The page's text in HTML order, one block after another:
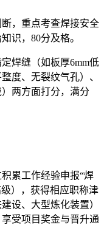
，重点考查焊接安全
识，80分及格。
焊缝（如板厚6mm低
度、无裂纹气孔）、
两方面打分，满分
累工作经验申报“焊
），获得相应职称津
设、大型炼化装置）
受项目奖金与晋升通